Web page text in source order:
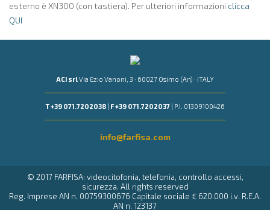
esterno è XN300 (con tastiera). Per ulteriori informazioni clicca
QUI
ACI srlVia Ezio Vanoni, 3 · 60027 Osimo (An) · ITALY
T +39 071.7202038| F +39 071.7202037| P.I. 01309100426
info@farfisa.com
© 2017 FARFISA: videocitofonia, telefonia, controllo accessi,
sicurezza. All rights reserved
Reg. Imprese AN n. 00759300676 Capitale sociale € 620.000 i.v. R.E.A.
AN n. 123137